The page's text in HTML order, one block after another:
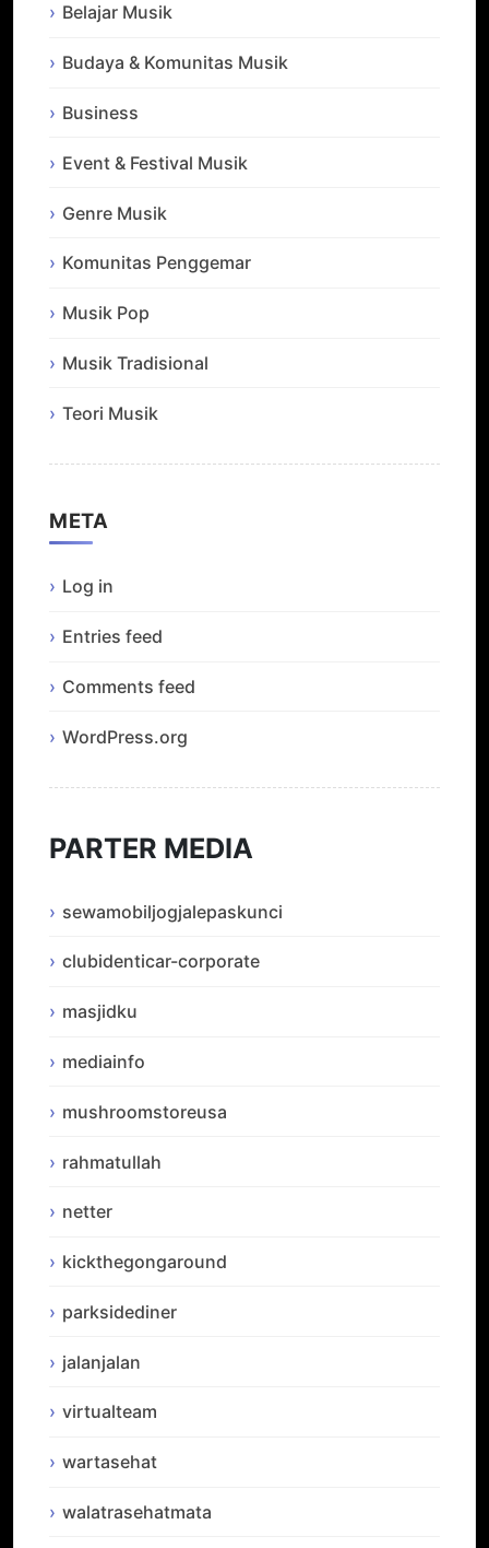
Belajar Musik
Budaya & Komunitas Musik
Business
Event & Festival Musik
Genre Musik
Komunitas Penggemar
Musik Pop
Musik Tradisional
Teori Musik
META
Log in
Entries feed
Comments feed
WordPress.org
PARTER MEDIA
sewamobiljogjalepaskunci
clubidenticar-corporate
masjidku
mediainfo
mushroomstoreusa
rahmatullah
netter
kickthegongaround
parksidediner
jalanjalan
virtualteam
wartasehat
walatrasehatmata